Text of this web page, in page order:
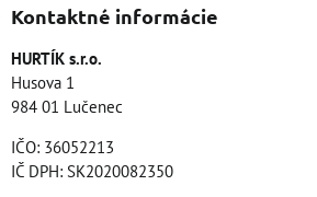
Kontaktné informácie
HURTÍK s.r.o.
Husova 1
984 01 Lučenec
IČO: 36052213
IČ DPH: SK2020082350